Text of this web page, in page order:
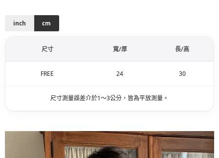
inch cm
尺寸 寬/厚 長/高
FREE 24 30
尺寸測量誤差介於1～3公分，皆為平放測量。